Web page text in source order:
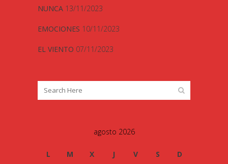
NUNCA 13/11/2023
EMOCIONES 10/11/2023
EL VIENTO 07/11/2023
agosto 2026
L M X J V S
D